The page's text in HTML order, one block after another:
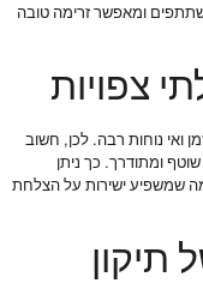
ומאפשר זרימה טובה
צפויות
ואי נוחות רבה. לכן, חשוב
ומתודרך. כך ניתן
שמשפיע ישירות על הצלחת